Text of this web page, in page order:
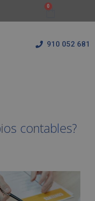
910 052 681
contables?